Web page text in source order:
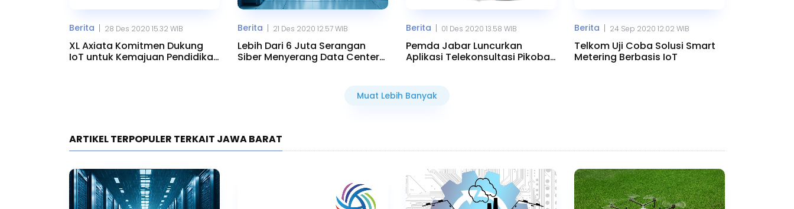
Berita 28 Des 2020 15.32 WIB
XL Axiata Komitmen Dukung
IoT untuk Kemajuan Pendidikan
Berita 21 Des 2020 12.57 WIB
Lebih Dari 6 Juta Serangan
Siber Menyerang Data Center
Berita 01 Des 2020 13.58 WIB
Pemda Jabar Luncurkan
Aplikasi Telekonsultasi Pikobar
Berita 24 Sep 2020 12.02 WIB
Telkom Uji Coba Solusi Smart
Metering Berbasis IoT
Muat Lebih Banyak
ARTIKEL TERPOPULER TERKAIT JAWA BARAT